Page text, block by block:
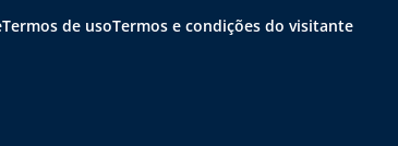
Termos de usoTermos e condições do visitante